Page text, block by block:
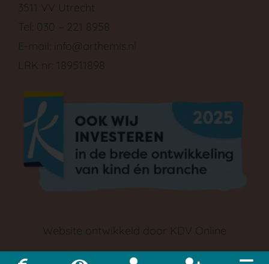
3511 VV Utrecht
Tel: 030 – 221 8958
E-mail: info@arthemis.nl
LRK nr: 189511898
Website ontwikkeld door KDV Online